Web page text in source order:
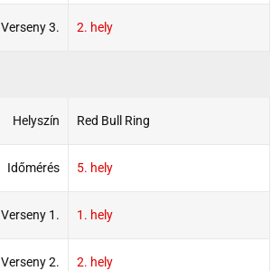
Verseny 3. 2. hely
Helyszín Red Bull Ring
Időmérés 5. hely
Verseny 1. 1. hely
Verseny 2. 2. hely